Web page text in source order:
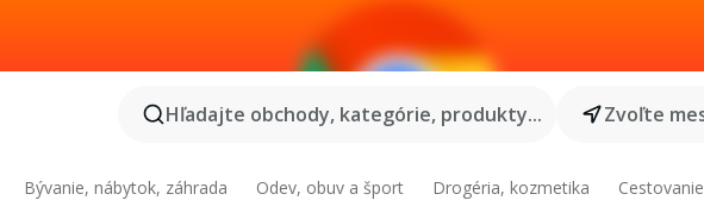
Hľadajte obchody, kategórie, produkty...
Zvoľte
Bývanie, nábytok, záhrada Odev, obuv a šport Drogéria, kozmetika Cestovanie